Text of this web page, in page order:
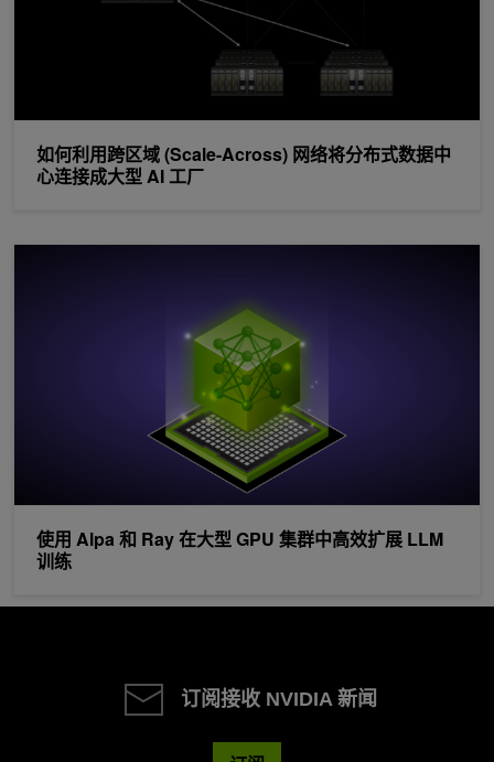
如何利用跨区域 (Scale-Across) 网络将分布式数据中
心连接成大型 AI 工厂
使用 Alpa 和 Ray 在大型 GPU 集群中高效扩展 LLM
训练
使用 Alpa 和 Ray 在大型 GPU 集群中高效扩展 LLM 训练
订阅接收 NVIDIA 新闻